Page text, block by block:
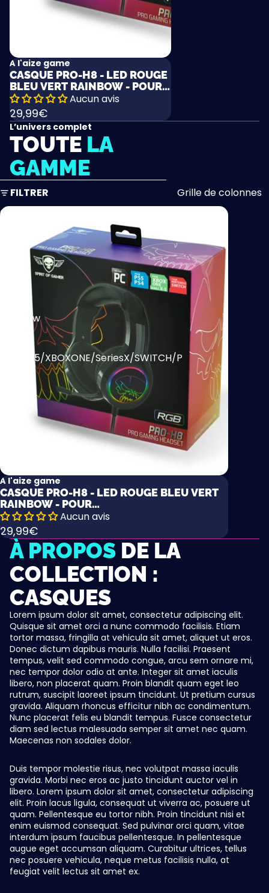
À l'aize game
CASQUE PRO-H8 - LED ROUGE
BLEU VERT RAINBOW - POUR
PS4/PS5/XBOXONE/SERIESX
/SWITCH/P
Aucun avis
29,99€
L’univers complet
TOUTE LA
GAMME
PASSER À LA LISTE DES RÉSULTATS
FILTRER
Grille de colonnes
Casque
Rainbow
PS4/PS5/XBOXONE/SeriesX/SWITCH/P
À l'aize game
CASQUE PRO-H8 - LED ROUGE BLEU VERT
RAINBOW - POUR
PS4/PS5/XBOXONE/SERIESX/SWITCH/P
Aucun avis
29,99€
À PROPOS DE LA
COLLECTION :
CASQUES
Lorem ipsum dolor sit amet, consectetur adipiscing elit.
Quisque sit amet orci a nunc commodo facilisis. Etiam
tortor massa, fringilla at vehicula sit amet, aliquet ut eros.
Donec dictum dapibus mauris. Nulla facilisi. Praesent
tempus, velit sed commodo congue, arcu sem ornare mi,
nec tempor dolor odio at ante. Integer sit amet iaculis
libero, non placerat quam. Proin blandit quam eget leo
rutrum, suscipit laoreet ipsum tincidunt. Ut pretium cursus
gravida. Aliquam rhoncus efficitur nibh ac condimentum.
Nunc placerat felis eu blandit tempus. Fusce consectetur
diam sed lectus malesuada semper sit amet nec quam.
Maecenas non sodales dolor.
Duis tempor molestie risus, nec volutpat massa iaculis
gravida. Morbi nec eros ac justo tincidunt auctor vel in
libero. Lorem ipsum dolor sit amet, consectetur adipiscing
elit. Proin lacus ligula, consequat ut viverra ac, posuere ut
quam. Pellentesque eu tortor nibh. Proin tincidunt nisi et
enim euismod consequat. Sed pulvinar orci quam, vitae
interdum ipsum faucibus pellentesque. In pellentesque
augue eget accumsan aliquam. Curabitur ultrices, tellus
nec posuere vehicula, neque metus facilisis nulla, at
feugiat velit lectus sit amet ex.